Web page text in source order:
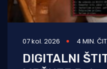
07 kol. 2026 4 MIN.
DIGITALNI